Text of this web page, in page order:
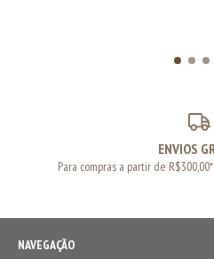
ENVIOS
Para compras a partir de
NAVEGAÇÃO